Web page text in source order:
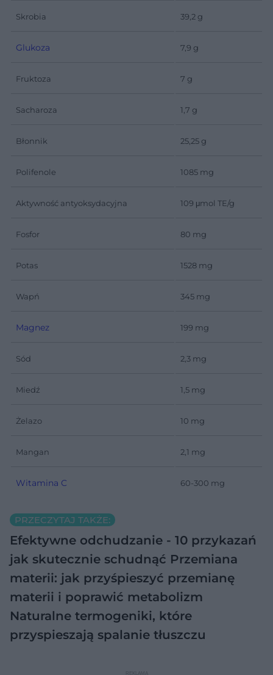
Skrobia 39,2 g
Glukoza 7,9 g
Fruktoza 7 g
Sacharoza 1,7 g
Błonnik 25,25 g
Polifenole 1085 mg
Aktywność antyoksydacyjna 109 μmol TE/g
Fosfor 80 mg
Potas 1528 mg
Wapń 345 mg
Magnez 199 mg
Sód 2,3 mg
Miedź 1,5 mg
Żelazo 10 mg
Mangan 2,1 mg
Witamina C 60-300 mg
PRZECZYTAJ TAKŻE:
Efektywne odchudzanie - 10 przykazań
jak skutecznie schudnąć Przemiana
materii: jak przyśpieszyć przemianę
materii i poprawić metabolizm
Naturalne termogeniki, które
przyspieszają spalanie tłuszczu